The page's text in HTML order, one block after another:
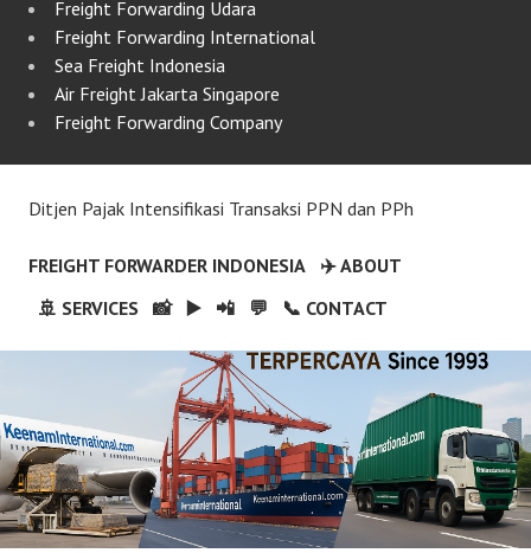
Freight Forwarding Udara
Freight Forwarding International
Sea Freight Indonesia
Air Freight Jakarta Singapore
Freight Forwarding Company
Ditjen Pajak Intensifikasi Transaksi PPN dan PPh
FREIGHT FORWARDER INDONESIA
✈️ ABOUT
🚢 SERVICES
📸 ▶️ 📲 💬 📞 CONTACT